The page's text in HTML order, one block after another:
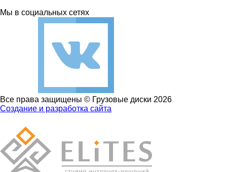
Мы в социальных сетях
Все права защищены © Грузовые диски 2026
Создание и разработка сайта